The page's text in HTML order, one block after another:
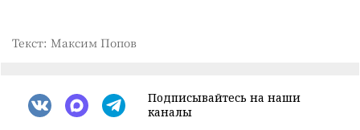
Текст: Максим Попов
Подписывайтесь на наши
каналы